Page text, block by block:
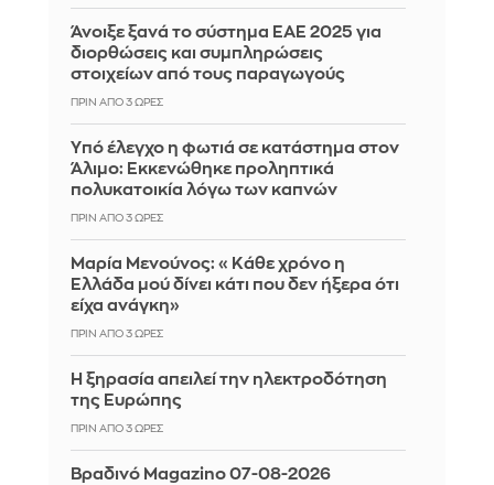
Άνοιξε ξανά το σύστημα ΕΑΕ 2025 για
διορθώσεις και συμπληρώσεις
στοιχείων από τους παραγωγούς
ΠΡΙΝ ΑΠΌ 3 ΏΡΕΣ
Yπό έλεγχο η φωτιά σε κατάστημα στον
Άλιμο: Εκκενώθηκε προληπτικά
πολυκατοικία λόγω των καπνών
ΠΡΙΝ ΑΠΌ 3 ΏΡΕΣ
Μαρία Μενούνος: «Κάθε χρόνο η
Ελλάδα μού δίνει κάτι που δεν ήξερα ότι
είχα ανάγκη»
ΠΡΙΝ ΑΠΌ 3 ΏΡΕΣ
Η ξηρασία απειλεί την ηλεκτροδότηση
της Ευρώπης
ΠΡΙΝ ΑΠΌ 3 ΏΡΕΣ
Βραδινό Magazino 07-08-2026